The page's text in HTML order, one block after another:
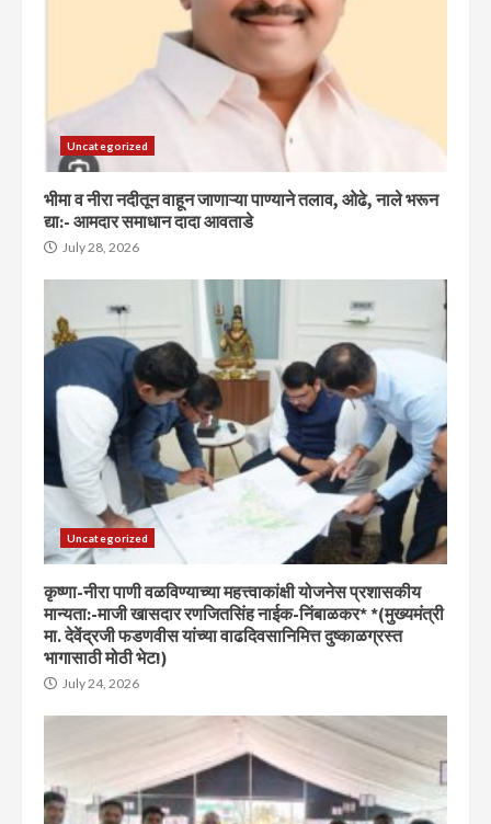
Uncategorized
भीमा व नीरा नदीतून वाहून जाणाऱ्या पाण्याने तलाव, ओढे, नाले भरून
द्या:- आमदार समाधान दादा आवताडे
July 28, 2026
Uncategorized
कृष्णा-नीरा पाणी वळविण्याच्या महत्त्वाकांक्षी योजनेस प्रशासकीय
मान्यता:-माजी खासदार रणजितसिंह नाईक-निंबाळकर* *(मुख्यमंत्री
मा. देवेंद्रजी फडणवीस यांच्या वाढदिवसानिमित्त दुष्काळग्रस्त
भागासाठी मोठी भेट!)
July 24, 2026